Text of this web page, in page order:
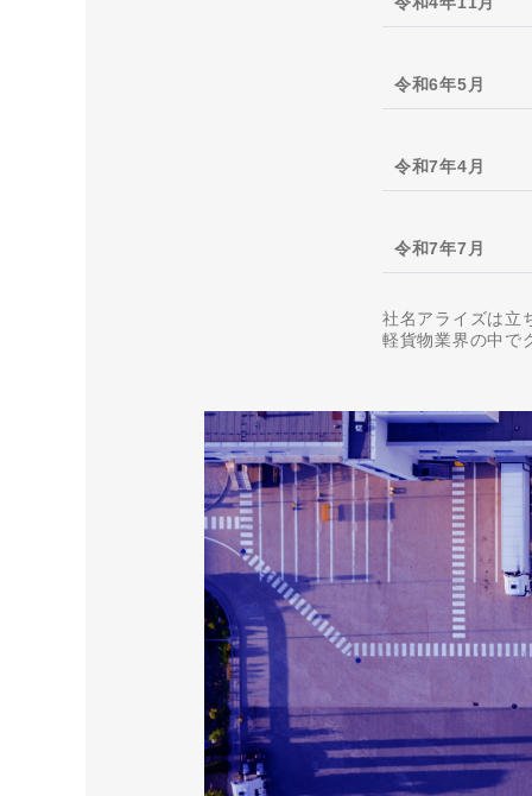
令和6年5月
令和7年4月
令和7年7月
社名アライズは立
軽貨物業界の中で